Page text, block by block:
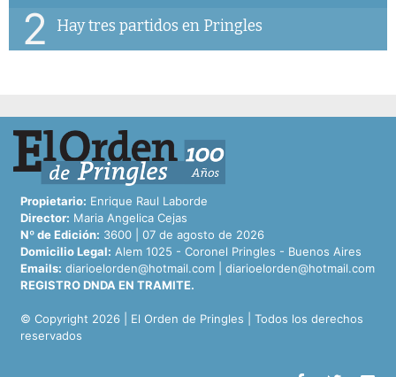
2 Hay tres partidos en Pringles
Propietario: Enrique Raul Laborde
Director: Maria Angelica Cejas
Nº de Edición: 3600 | 07 de agosto de 2026
Domicilio Legal: Alem 1025 - Coronel Pringles - Buenos Aires
Emails: diarioelorden@hotmail.com
diarioelorden@hotmail.com
REGISTRO DNDA EN TRAMITE.
© Copyright 2026 | El Orden de Pringles | Todos los derechos
reservados